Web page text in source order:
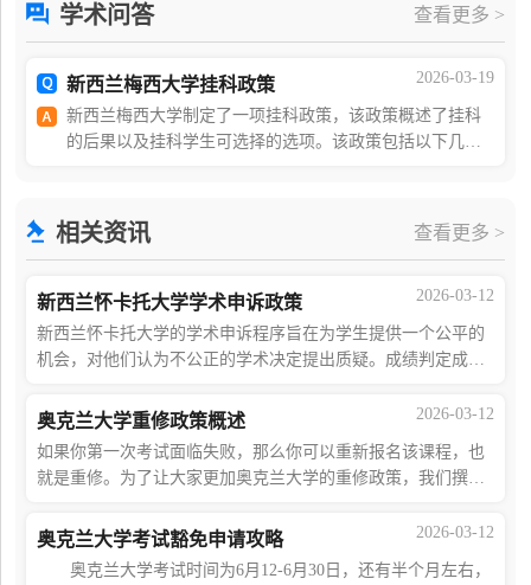
学术问答 查看更多 >
2026-03-19
新西兰梅西大学挂科政策
新西兰梅西大学制定了一项挂科政策，该政策概述了挂科
的后果以及挂科学生可选择的选项。该政策包括以下几
相关资讯 查看更多 >
2026-03-12
新西兰怀卡托大学学术申诉政策
新西兰怀卡托大学的学术申诉程序旨在为学生提供一个公平的
机会，对他们认为不公正的学术决定提出质疑。成绩判定成绩
数范围如下：通过成绩A+：90-100%A：8
2026-03-12
奥克兰大学重修政策概述
如果你第一次考试面临失败，那么你可以重新报名该课程，也
就是重修。为了让大家更加奥克兰大学的重修政策，我们撰写
可以点击蓝字直接联系海马课堂7*24H在
2026-03-12
奥克兰大学考试豁免申请攻略
奥克兰大学考试时间为6月12-6月30日，还有半个月左右，